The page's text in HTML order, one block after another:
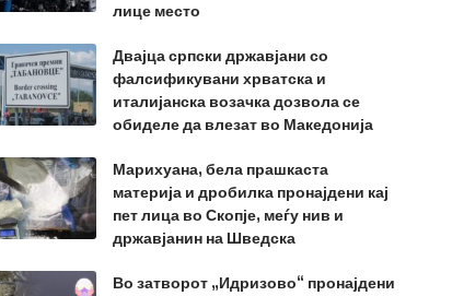
лице место
Двајца српски државјани со
фалсификувани хрватска и
италијанска возачка дозвола се
обиделе да влезат во Македонија
Марихуана, бела прашкаста
материја и дробилка пронајдени кај
пет лица во Скопје, меѓу нив и
државјанин на Шведска
Во затворот „Идризово“ пронајдени